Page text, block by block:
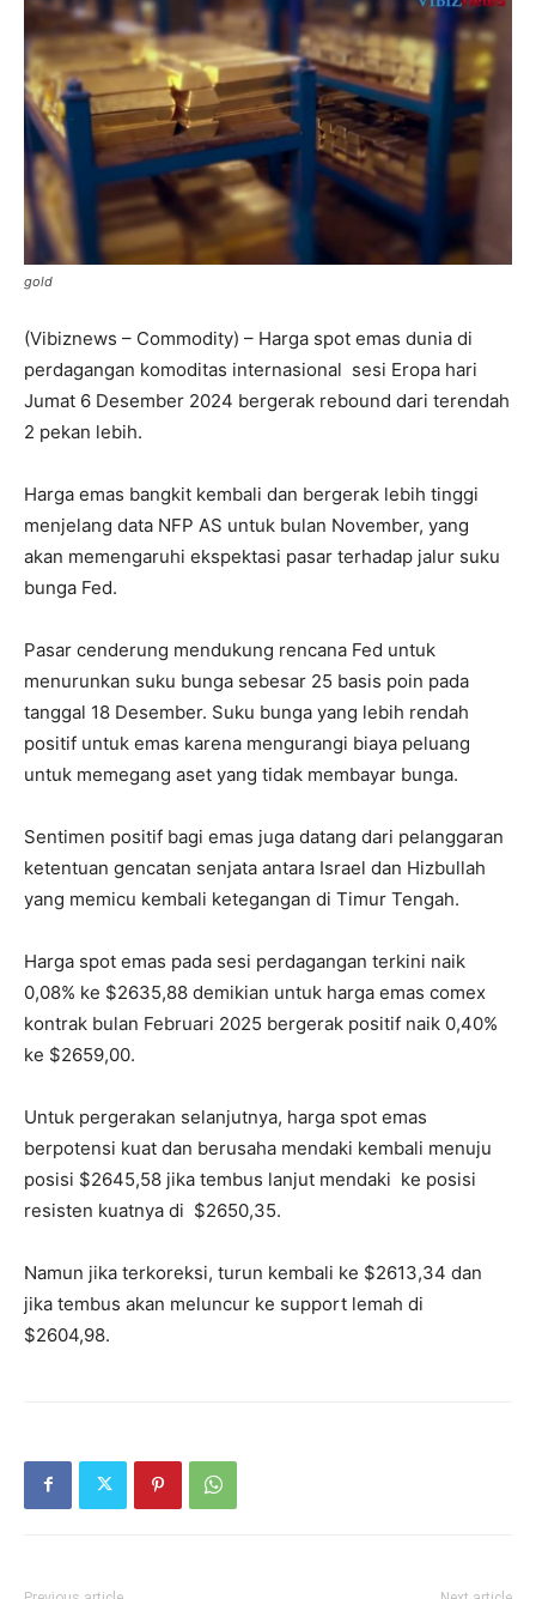
gold
(Vibiznews – Commodity) – Harga spot emas dunia di
perdagangan komoditas internasional sesi Eropa hari
Jumat 6 Desember 2024 bergerak rebound dari terendah
2 pekan lebih.
Harga emas bangkit kembali dan bergerak lebih tinggi
menjelang data NFP AS untuk bulan November, yang
akan memengaruhi ekspektasi pasar terhadap jalur suku
bunga Fed.
Pasar cenderung mendukung rencana Fed untuk
menurunkan suku bunga sebesar 25 basis poin pada
tanggal 18 Desember. Suku bunga yang lebih rendah
positif untuk emas karena mengurangi biaya peluang
untuk memegang aset yang tidak membayar bunga.
Sentimen positif bagi emas juga datang dari pelanggaran
ketentuan gencatan senjata antara Israel dan Hizbullah
yang memicu kembali ketegangan di Timur Tengah.
Harga spot emas pada sesi perdagangan terkini naik
0,08% ke $2635,88 demikian untuk harga emas comex
kontrak bulan Februari 2025 bergerak positif naik 0,40%
ke $2659,00.
Untuk pergerakan selanjutnya, harga spot emas
berpotensi kuat dan berusaha mendaki kembali menuju
posisi $2645,58 jika tembus lanjut mendaki ke posisi
resisten kuatnya di $2650,35.
Namun jika terkoreksi, turun kembali ke $2613,34 dan
jika tembus akan meluncur ke support lemah di
$2604,98.